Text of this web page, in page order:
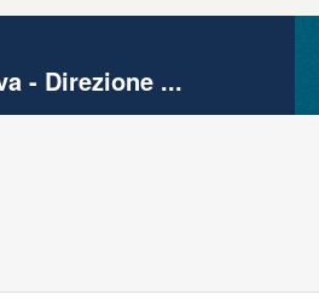
- Direzione ...